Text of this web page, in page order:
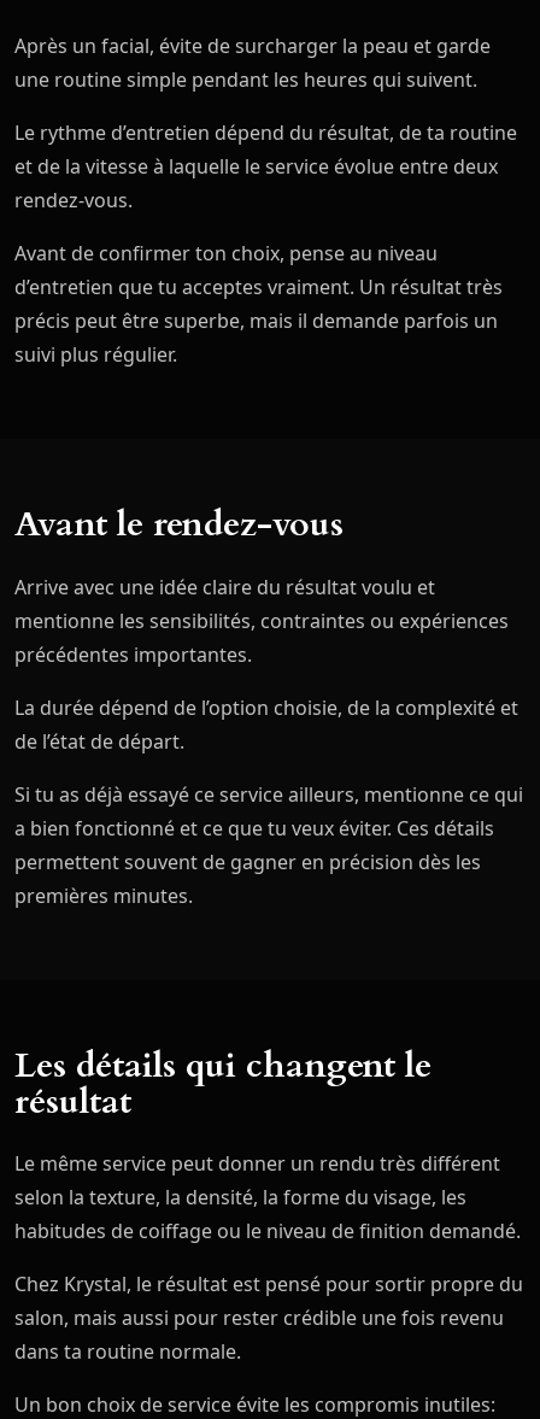
Après un facial, évite de surcharger la peau et garde
une routine simple pendant les heures qui suivent.
Le rythme d’entretien dépend du résultat, de ta routine
et de la vitesse à laquelle le service évolue entre deux
rendez-vous.
Avant de confirmer ton choix, pense au niveau
d’entretien que tu acceptes vraiment. Un résultat très
précis peut être superbe, mais il demande parfois un
suivi plus régulier.
Avant le rendez-vous
Arrive avec une idée claire du résultat voulu et
mentionne les sensibilités, contraintes ou expériences
précédentes importantes.
La durée dépend de l’option choisie, de la complexité et
de l’état de départ.
Si tu as déjà essayé ce service ailleurs, mentionne ce qui
a bien fonctionné et ce que tu veux éviter. Ces détails
permettent souvent de gagner en précision dès les
premières minutes.
Les détails qui changent le
résultat
Le même service peut donner un rendu très différent
selon la texture, la densité, la forme du visage, les
habitudes de coiffage ou le niveau de finition demandé.
Chez Krystal, le résultat est pensé pour sortir propre du
salon, mais aussi pour rester crédible une fois revenu
dans ta routine normale.
Un bon choix de service évite les compromis inutiles: